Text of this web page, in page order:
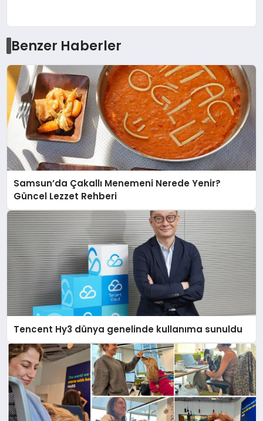
Benzer Haberler
Samsun’da Çakallı Menemeni Nerede Yenir?
Güncel Lezzet Rehberi
Tencent Hy3 dünya genelinde kullanıma sunuldu